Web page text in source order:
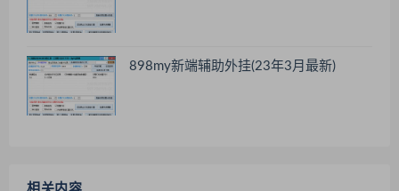
898my新端辅助外挂(23年3月最新)